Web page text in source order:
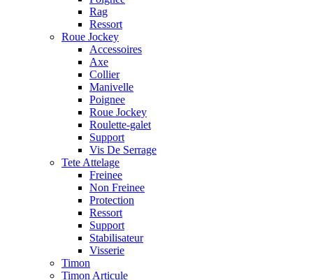
Rag
Ressort
Roue Jockey
Accessoires
Axe
Collier
Manivelle
Poignee
Roue Jockey
Roulette-galet
Support
Vis De Serrage
Tete Attelage
Freinee
Non Freinee
Protection
Ressort
Support
Stabilisateur
Visserie
Timon
Timon Articule